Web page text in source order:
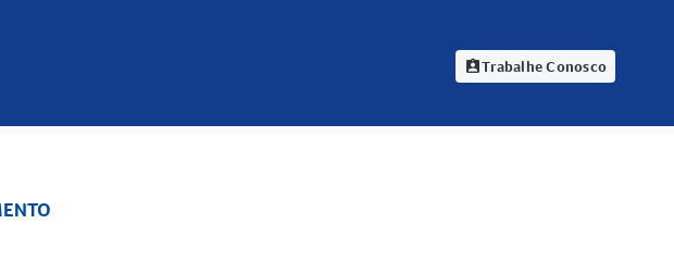
assignment_indTrabalhe Conosco